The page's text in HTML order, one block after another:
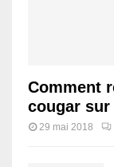
Comment
cougar
29 mai 2018